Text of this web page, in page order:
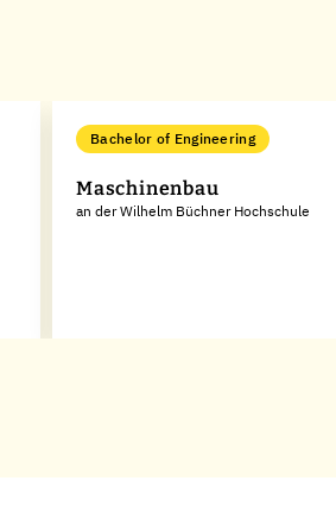
Bachelor of Engineering
Maschinenbau
an der Wilhelm Büchner Hochschule